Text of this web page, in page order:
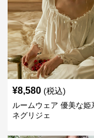
¥8,580 (税込)
ルームウェア 優美な姫
ネグリジェ